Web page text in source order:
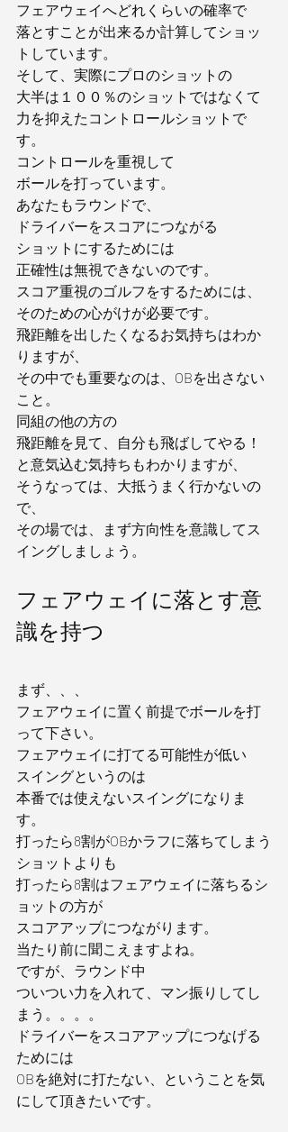
フェアウェイへどれくらいの確率で
落とすことが出来るか計算してショッ
トしています。
そして、実際にプロのショットの
大半は１００％のショットではなくて
力を抑えたコントロールショットで
す。
コントロールを重視して
ボールを打っています。
あなたもラウンドで、
ドライバーをスコアにつながる
ショットにするためには
正確性は無視できないのです。
スコア重視のゴルフをするためには、
そのための心がけが必要です。
飛距離を出したくなるお気持ちはわか
りますが、
その中でも重要なのは、OBを出さない
こと。
同組の他の方の
飛距離を見て、自分も飛ばしてやる！
と意気込む気持ちもわかりますが、
そうなっては、大抵うまく行かないの
で、
その場では、まず方向性を意識してス
イングしましょう。
フェアウェイに落とす意
識を持つ
まず、、、
フェアウェイに置く前提でボールを打
って下さい。
フェアウェイに打てる可能性が低い
スイングというのは
本番では使えないスイングになりま
す。
打ったら8割がOBかラフに落ちてしまう
ショットよりも
打ったら8割はフェアウェイに落ちるシ
ョットの方が
スコアアップにつながります。
当たり前に聞こえますよね。
ですが、ラウンド中
ついつい力を入れて、マン振りしてし
まう。。。。
ドライバーをスコアアップにつなげる
ためには
OBを絶対に打たない、ということを気
にして頂きたいです。